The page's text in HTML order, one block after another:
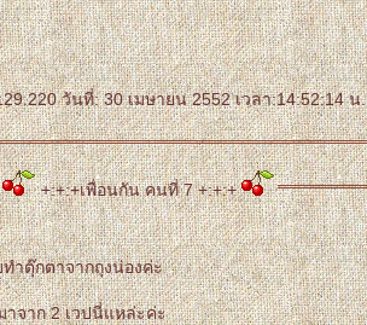
วันที่: 30 เมษายน 2552 เวลา:14:52:14 น.
+:+:+เพื่อนกัน คนที่ 7 +:+:+
ำตุ๊กตาจากถุงน่องค่ะ
จาก 2 เวปนี่แหล่ะค่ะ